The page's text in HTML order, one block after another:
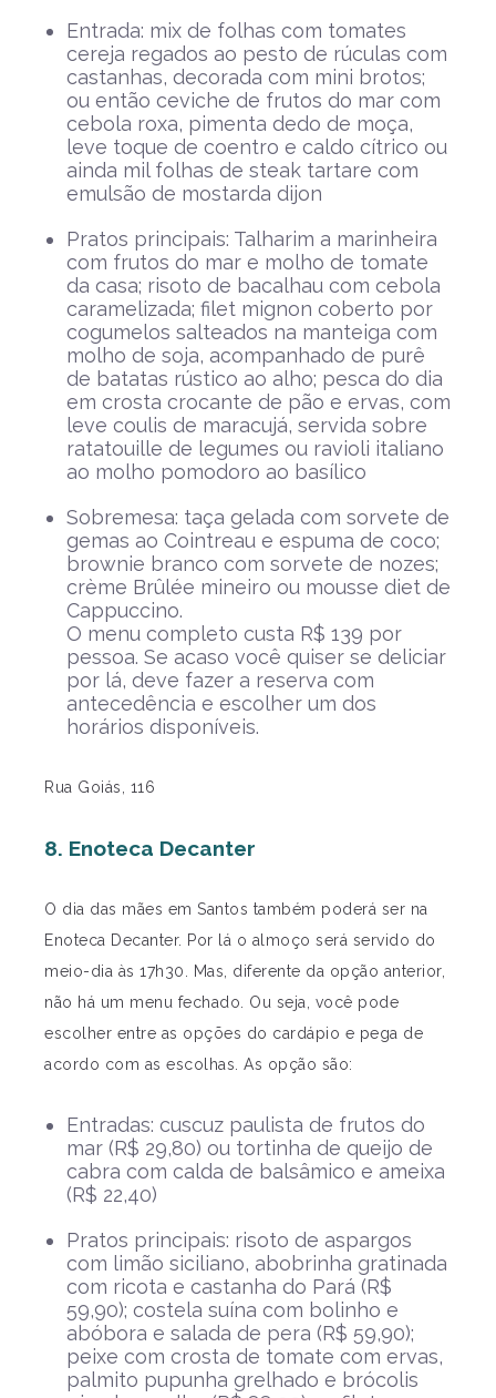
Entrada: mix de folhas com tomates
cereja regados ao pesto de rúculas com
castanhas, decorada com mini brotos;
ou então ceviche de frutos do mar com
cebola roxa, pimenta dedo de moça,
leve toque de coentro e caldo cítrico ou
ainda mil folhas de steak tartare com
emulsão de mostarda dijon
Pratos principais: Talharim a marinheira
com frutos do mar e molho de tomate
da casa; risoto de bacalhau com cebola
caramelizada; filet mignon coberto por
cogumelos salteados na manteiga com
molho de soja, acompanhado de purê
de batatas rústico ao alho; pesca do dia
em crosta crocante de pão e ervas, com
leve coulis de maracujá, servida sobre
ratatouille de legumes ou ravioli italiano
ao molho pomodoro ao basílico
Sobremesa: taça gelada com sorvete de
gemas ao Cointreau e espuma de coco;
brownie branco com sorvete de nozes;
crème Brûlée mineiro ou mousse diet de
Cappuccino.
O menu completo custa R$ 139 por
pessoa. Se acaso você quiser se deliciar
por lá, deve fazer a reserva com
antecedência e escolher um dos
horários disponíveis.
Rua Goiás, 116
8. Enoteca Decanter
O dia das mães em Santos também poderá ser na
Enoteca Decanter. Por lá o almoço será servido do
meio-dia às 17h30. Mas, diferente da opção anterior,
não há um menu fechado. Ou seja, você pode
escolher entre as opções do cardápio e pega de
acordo com as escolhas. As opção são:
Entradas: cuscuz paulista de frutos do
mar (R$ 29,80) ou tortinha de queijo de
cabra com calda de balsâmico e ameixa
(R$ 22,40)
Pratos principais: risoto de aspargos
com limão siciliano, abobrinha gratinada
com ricota e castanha do Pará (R$
59,90); costela suína com bolinho e
abóbora e salada de pera (R$ 59,90);
peixe com crosta de tomate com ervas,
palmito pupunha grelhado e brócolis